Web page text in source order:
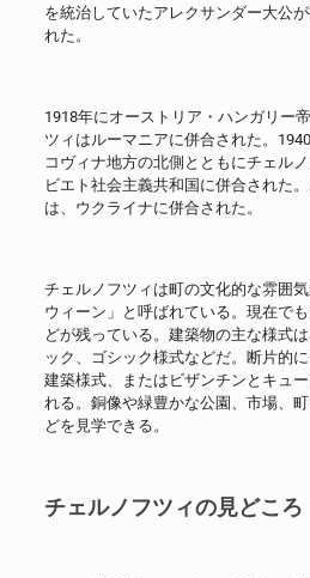
を統治していたアレクサンダー大公
れた。
1918年にオーストリア・ハンガリー
ツィはルーマニアに併合された。
コヴィナ地方の北側とともにチェル
ビエト社会主義共和国に併合された
は、ウクライナに併合された。
チェルノフツィは町の文化的な雰囲
ウィーン」と呼ばれている。現在で
どが残っている。建築物の主な様式
ック、ゴシック様式などだ。断片的
建築様式、またはビザンチンとキュ
れる。銅像や緑豊かな公園、市場、
どを見学できる。
チェルノフツィの見どころ